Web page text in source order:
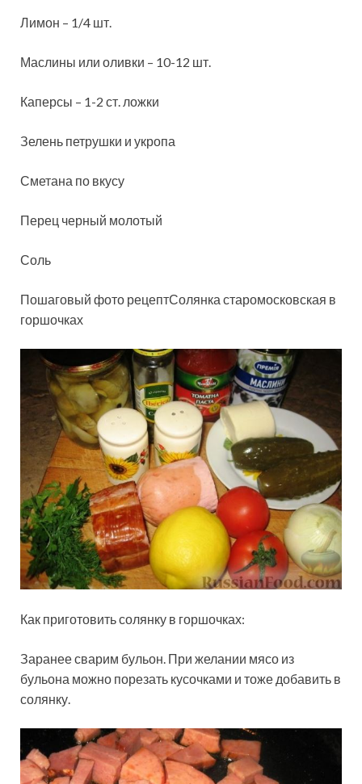
Лимон – 1/4 шт.
Маслины или оливки – 10-12 шт.
Каперсы – 1-2 ст. ложки
Зелень петрушки и укропа
Сметана по вкусу
Перец черный молотый
Соль
Пошаговый фото рецептСолянка старомосковская в
горшочках
Как приготовить солянку в горшочках:
Заранее сварим бульон. При желании мясо из
бульона можно порезать кусочками и тоже добавить в
солянку.